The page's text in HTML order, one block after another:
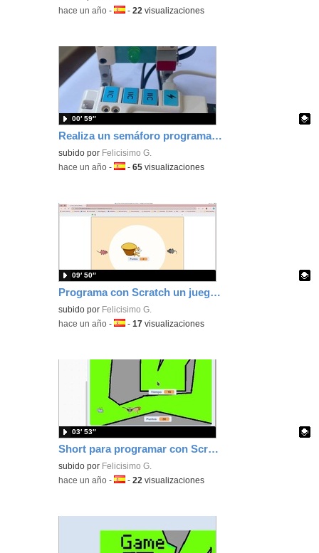
-hace un año -Idioma:
-22 visualizaciones
Realiza un semáforo programando con MakeCode tu placa Microbit con Nezha.
Contenido educativo.
subido por Felicisimo G.
00′ 59″
-hace un año -Idioma:
-65 visualizaciones
Programa con Scratch un juego creando clones que persiguen dos ratones
Contenido educativo.
subido por Felicisimo G.
09′ 50″
-hace un año -Idioma:
-17 visualizaciones
Short para programar con Scratch para ejecutar una acción cuando tu personaje toque un color
Contenido educativo.
subido por Felicisimo G.
03′ 53″
-hace un año -Idioma:
-22 visualizaciones